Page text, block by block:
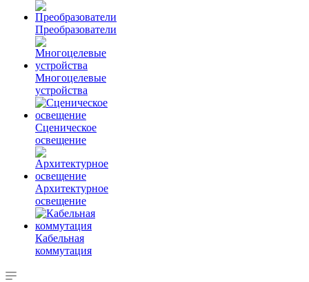
Преобразователи
Многоцелевые
устройства
Сценическое
освещение
Архитектурное
освещение
Кабельная
коммутация